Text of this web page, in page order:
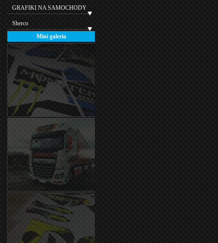
GRAFIKI NA SAMOCHODY
Sherco
Mini galeria